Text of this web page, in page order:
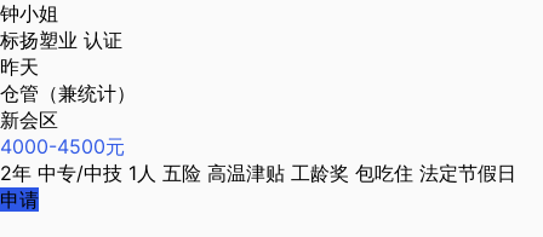
钟小姐
标扬塑业 认证
昨天
仓管（兼统计）
新会区
4000-4500元
2年 中专/中技 1人 五险 高温津贴 工龄奖 包吃住 法定节假日
申请